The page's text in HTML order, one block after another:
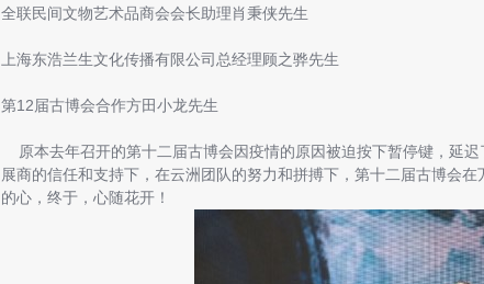
全联民间文物艺术品商会会长助理肖秉侠先生
上海东浩兰生文化传播有限公司总经理顾之骅先生
第12届古博会合作方田小龙先生
原本去年召开的第十二届古博会因疫情的原因被迫按下暂停键，延
展商的信任和支持下，在云洲团队的努力和拼搏下，第十二届古博会
的心，终于，心随花开！